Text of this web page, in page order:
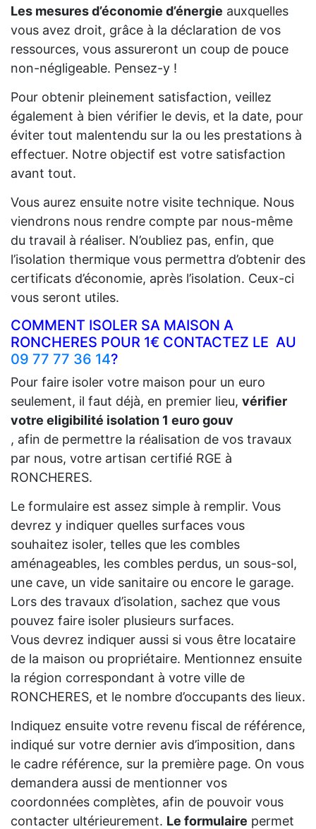
Les mesures d’économie d’énergie auxquelles
vous avez droit, grâce à la déclaration de vos
ressources, vous assureront un coup de pouce
non-négligeable. Pensez-y !
Pour obtenir pleinement satisfaction, veillez
également à bien vérifier le devis, et la date, pour
éviter tout malentendu sur la ou les prestations à
effectuer. Notre objectif est votre satisfaction
avant tout.
Vous aurez ensuite notre visite technique. Nous
viendrons nous rendre compte par nous-même
du travail à réaliser. N’oubliez pas, enfin, que
l’isolation thermique vous permettra d’obtenir des
certificats d’économie, après l’isolation. Ceux-ci
vous seront utiles.
COMMENT ISOLER SA MAISON A
RONCHERES POUR 1€ CONTACTEZ LE AU
09 77 77 36 14?
Pour faire isoler votre maison pour un euro
seulement, il faut déjà, en premier lieu, vérifier
votre eligibilité isolation 1 euro gouv
, afin de permettre la réalisation de vos travaux
par nous, votre artisan certifié RGE à
RONCHERES.
Le formulaire est assez simple à remplir. Vous
devrez y indiquer quelles surfaces vous
souhaitez isoler, telles que les combles
aménageables, les combles perdus, un sous-sol,
une cave, un vide sanitaire ou encore le garage.
Lors des travaux d’isolation, sachez que vous
pouvez faire isoler plusieurs surfaces.
Vous devrez indiquer aussi si vous être locataire
de la maison ou propriétaire. Mentionnez ensuite
la région correspondant à votre ville de
RONCHERES, et le nombre d’occupants des lieux.
Indiquez ensuite votre revenu fiscal de référence,
indiqué sur votre dernier avis d’imposition, dans
le cadre référence, sur la première page. On vous
demandera aussi de mentionner vos
coordonnées complètes, afin de pouvoir vous
contacter ultérieurement. Le formulaire permet